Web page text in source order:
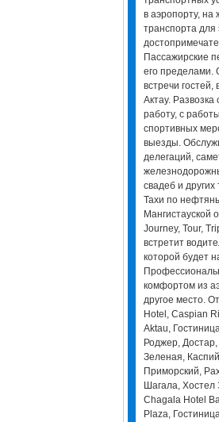
в аэропорту, на
транспорта для
Пассажирские
его пределами.
встречи
Актау. Развозка
работу, с
спортивных
выезды.
делегаций,
свадеб и
Тахи по
Мангистауской
Journey, Tour,
встретит
которой будет
комфортом из
другое место.
Hotel, Caspian
Aktau,
Роджер,
Зеленая,
Приморский,
Шагала, Хостел
Chagala Hotel
Plaza,